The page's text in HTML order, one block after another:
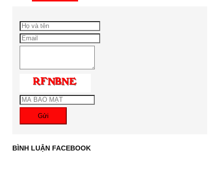
Gửi
BÌNH LUẬN FACEBOOK